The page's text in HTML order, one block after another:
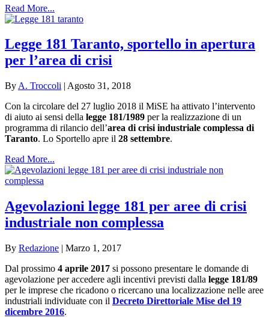
Read More...
Legge 181 Taranto, sportello in apertura
per l’area di crisi
By A. Troccoli | Agosto 31, 2018
Con la circolare del 27 luglio 2018 il MiSE ha attivato l’intervento
di aiuto ai sensi della legge 181/1989 per la realizzazione di un
programma di rilancio dell’area di crisi industriale complessa di
Taranto. Lo Sportello apre il 28 settembre.
Read More...
Agevolazioni legge 181 per aree di crisi
industriale non complessa
By Redazione | Marzo 1, 2017
Dal prossimo 4 aprile 2017 si possono presentare le domande di
agevolazione per accedere agli incentivi previsti dalla legge 181/89
per le imprese che ricadono o ricercano una localizzazione nelle aree
industriali individuate con il Decreto Direttoriale Mise del 19
dicembre 2016.